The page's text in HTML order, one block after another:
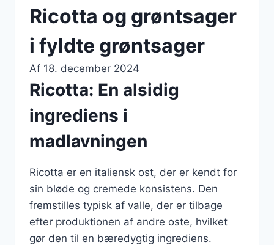
Ricotta og grøntsager
i fyldte grøntsager
Af 18. december 2024
Ricotta: En alsidig
ingrediens i
madlavningen
Ricotta er en italiensk ost, der er kendt for
sin bløde og cremede konsistens. Den
fremstilles typisk af valle, der er tilbage
efter produktionen af andre oste, hvilket
gør den til en bæredygtig ingrediens.